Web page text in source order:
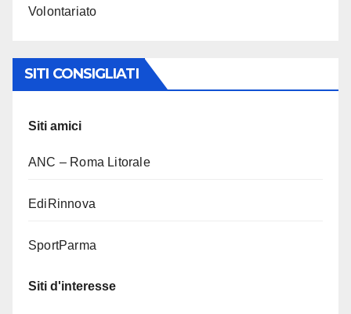
Volontariato
SITI CONSIGLIATI
Siti amici
ANC – Roma Litorale
EdiRinnova
SportParma
Siti d'interesse